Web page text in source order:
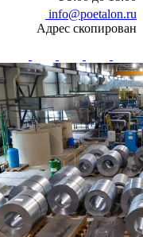
info@poetalon.ru
Адрес скопирован